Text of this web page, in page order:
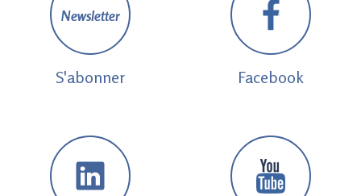
Newsletter
S'abonner Facebook